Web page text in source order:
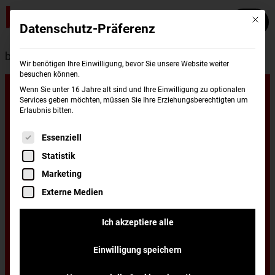
burgerme
Unsere
Standorte in
Frankfurt am
Mit
Datenschutz-Präferenz
Wir benötigen Ihre Einwilligung, bevor Sie unsere Website weiter
besuchen können.
Wenn Sie unter 16 Jahre alt sind und Ihre Einwilligung zu optionalen
Services geben möchten, müssen Sie Ihre Erziehungsberechtigten um
Erlaubnis bitten.
Es folgt eine Liste der Service-Gruppen, für
Essenziell
Statistik
Marketing
Externe Medien
Ich akzeptiere alle
Einwilligung speichern